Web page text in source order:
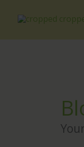
Total: